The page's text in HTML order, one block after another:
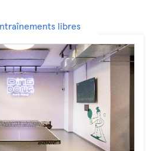
libres